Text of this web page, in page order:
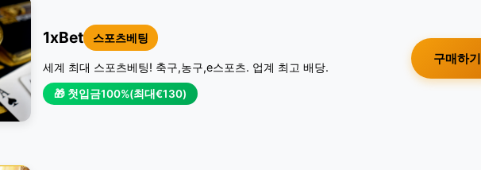
1xBet 스포츠베팅
세계 최대 스포츠베팅! 축구,농구,e스포츠. 업계 최고 배당.
🎁 첫입금100%(최대€130)
구매하기